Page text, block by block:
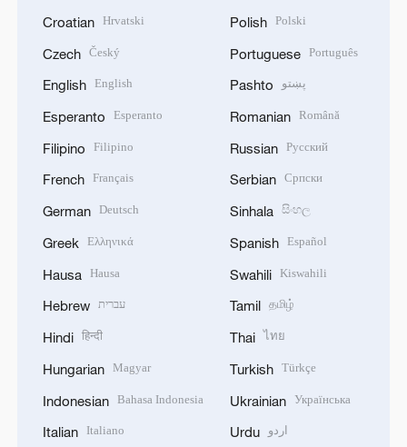
Croatian Hrvatski
Czech Český
English English
Esperanto Esperanto
Filipino Filipino
French Français
German Deutsch
Greek Ελληνικά
Hausa Hausa
Hebrew עברית
Hindi हिन्दी
Hungarian Magyar
Indonesian Bahasa Indonesia
Italian Italiano
Polish Polski
Portuguese Português
Pashto پښتو
Romanian Română
Russian Русский
Serbian Српски
Sinhala සිංහල
Spanish Español
Swahili Kiswahili
Tamil தமிழ்
Thai ไทย
Turkish Türkçe
Ukrainian Українська
Urdu اردو